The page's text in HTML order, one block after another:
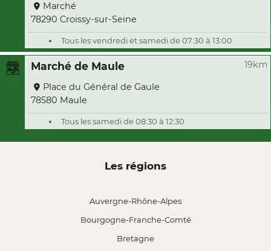
Marché
78290 Croissy-sur-Seine
Tous les vendredi et samedi de 07:30 à 13:00
Marché de Maule 19km
Place du Général de Gaule
78580 Maule
Tous les samedi de 08:30 à 12:30
Les régions
Auvergne-Rhône-Alpes
Bourgogne-Franche-Comté
Bretagne